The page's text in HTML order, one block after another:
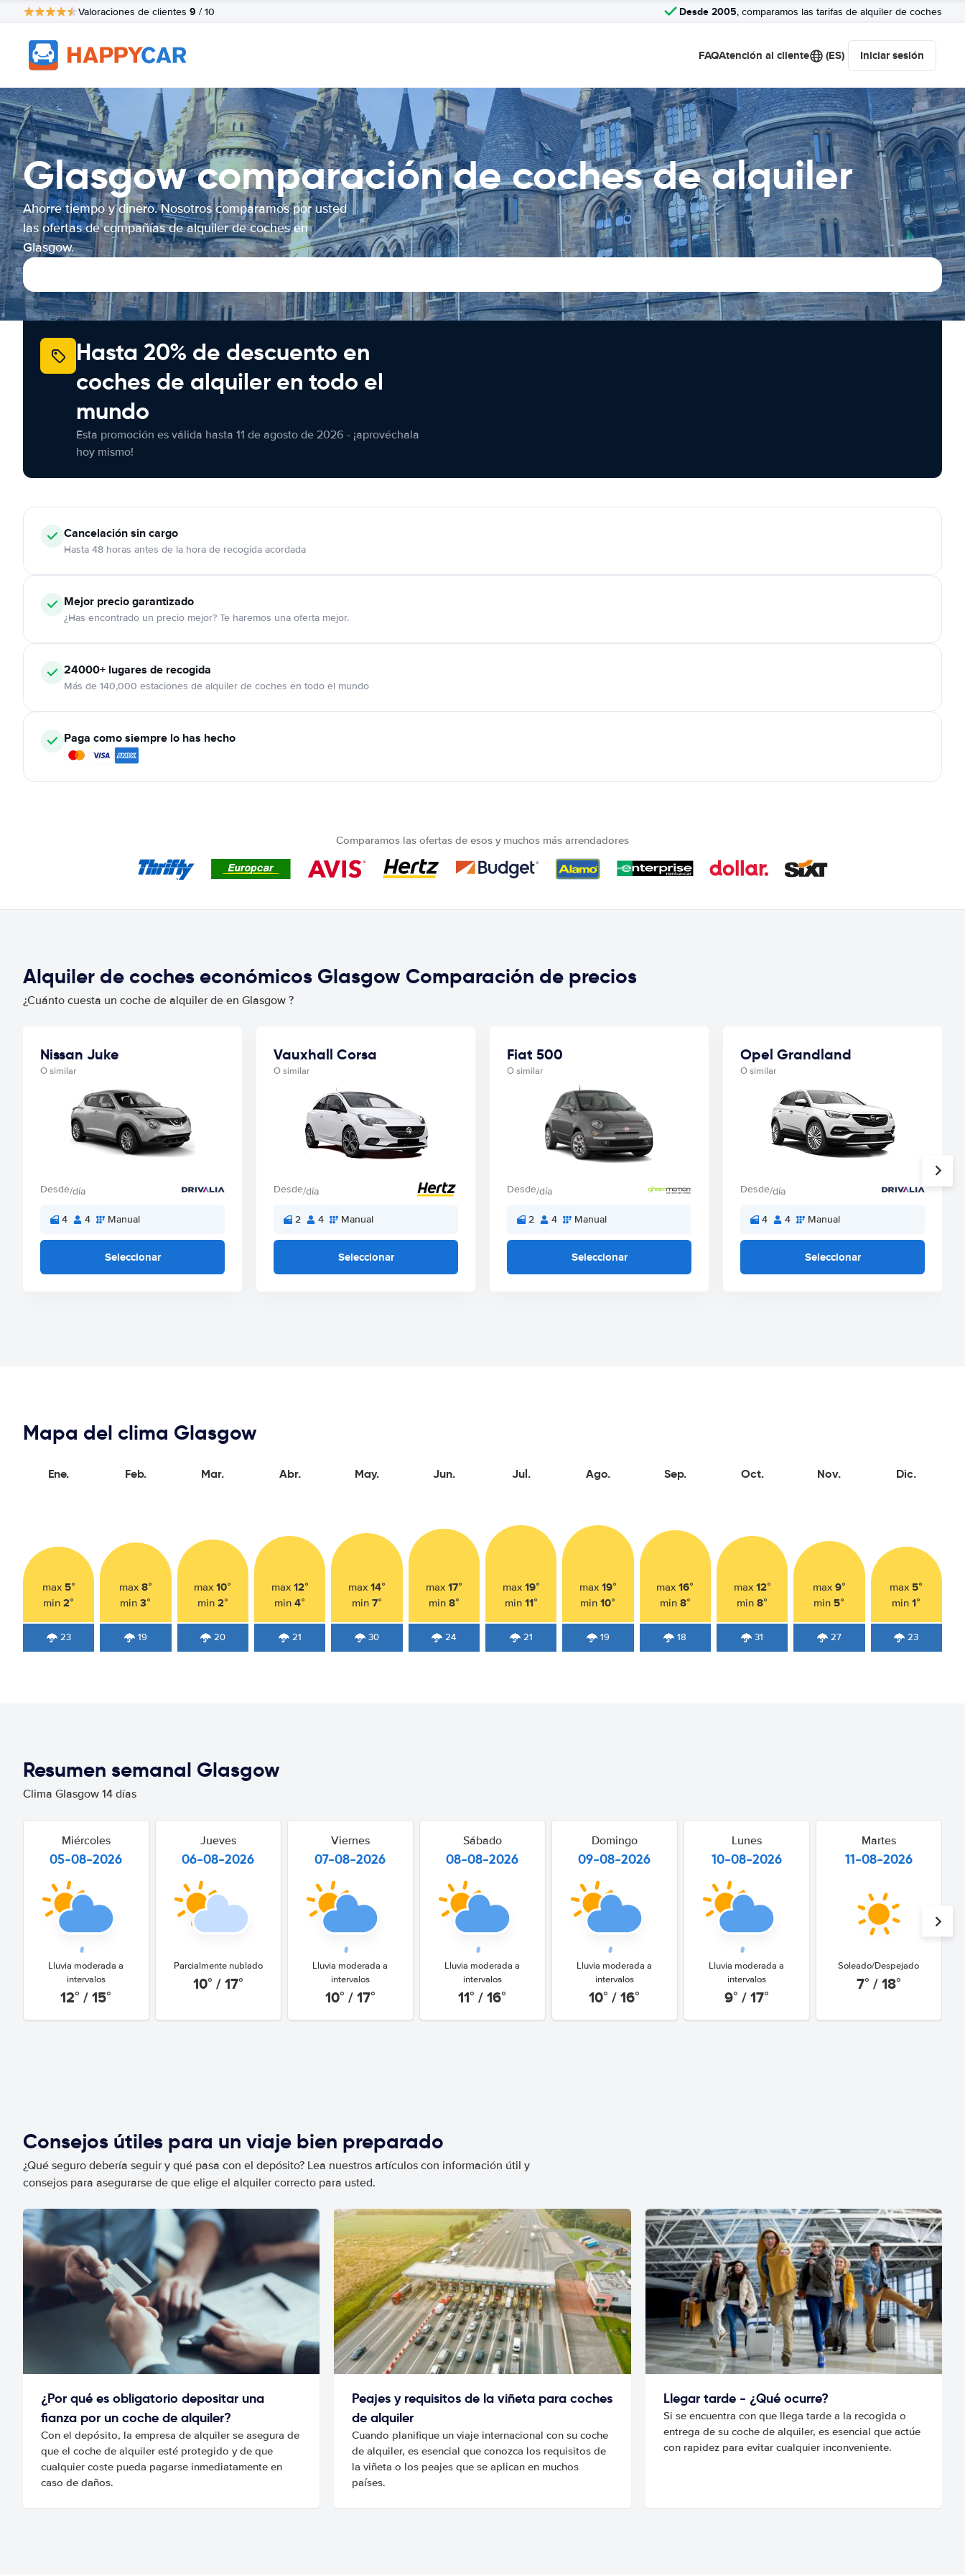
Valoraciones de clientes 9 / 10 Desde 2005, comparamos las tarifas de alquiler de coches
FAQAtención al cliente (ES) Iniciar sesión
Glasgow comparación de coches de alquiler
Ahorre tiempo y dinero. Nosotros comparamos por usted
las ofertas de compañías de alquiler de coches en
Glasgow.
Hasta 20% de descuento en
coches de alquiler en todo el
mundo
Esta promoción es válida hasta 11 de agosto de 2026 - ¡aprovéchala
hoy mismo!
Cancelaciónsin cargo
Hasta 48 horas antes de la hora de recogida acordada
Mejor precio garantizado
¿Has encontrado un precio mejor? Te haremos una oferta mejor.
24000+ lugares de recogida
Más de 140,000 estaciones de alquiler de coches en todo el mundo
Paga como siempre lo has hecho
Comparamos las ofertas de esos y muchos más arrendadores
Alquiler de coches económicos Glasgow Comparación de precios
¿Cuánto cuesta un coche de alquiler de en Glasgow ?
Nissan Juke
O similar
Desde/día
4 4 Manual
Seleccionar
Vauxhall Corsa
O similar
Desde/día
2 4 Manual
Seleccionar
Fiat 500
O similar
Desde/día
2 4 Manual
Seleccionar
Opel Grandland
O similar
Desde/día
4 4 Manual
Seleccionar
Mapa del clima Glasgow
Ene.
max 5°
min2°
23
Feb.
max 8°
min3°
19
Mar.
max10°
min 2°
20
Abr.
max 12°
min4°
21
May.
max 14°
min 7°
30
Jun.
max 17°
min 8°
24
Jul.
max 19°
min 11°
21
Ago.
max 19°
min10°
19
Sep.
max16°
min 8°
18
Oct.
max 12°
min8°
31
Nov.
max 9°
min 5°
27
Dic.
max 5°
min1°
23
Resumen semanal Glasgow
Clima Glasgow 14 días
Miércoles
05-08-2026
Lluvia moderada a
intervalos
12° / 15°
Jueves
06-08-2026
Parcialmente nublado
10° / 17°
Viernes
07-08-2026
Lluvia moderada a
intervalos
10° / 17°
Sábado
08-08-2026
Lluvia moderada a
intervalos
11° / 16°
Domingo
09-08-2026
Lluvia moderada a
intervalos
10° / 16°
Lunes
10-08-2026
Lluvia moderada a
intervalos
9° / 17°
Martes
11-08-2026
Soleado/Despejado
7° / 18°
Consejos útiles para un viaje bien preparado
¿Qué seguro debería seguir y qué pasa con el depósito? Lea nuestros artículos con información útil y
consejos para asegurarse de que elige el alquiler correcto para usted.
¿Por qué es obligatorio depositar una
fianza por un coche de alquiler?
Con el depósito, la empresa de alquiler se asegura de
que el coche de alquiler esté protegido y de que
cualquier coste pueda pagarse inmediatamente en
caso de daños.
Peajes y requisitos de la viñeta para coches
de alquiler
Cuando planifique un viaje internacional con su coche
de alquiler, es esencial que conozca los requisitos de
la viñeta o los peajes que se aplican en muchos
países.
Llegar tarde - ¿Qué ocurre?
Si se encuentra con que llega tarde a la recogida o
entrega de su coche de alquiler, es esencial que actúe
con rapidez para evitar cualquier inconveniente.